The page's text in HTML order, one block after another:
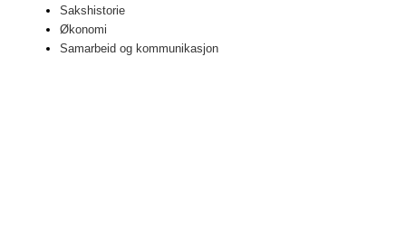
Sakshistorie
Økonomi
Samarbeid og kommunikasjon